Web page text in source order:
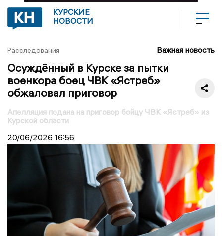
КУРСКИЕ
НОВОСТИ
Расследования Важная новость
Осуждённый в Курске за пытки
военкора боец ЧВК «Ястреб»
обжаловал приговор
Апелляция подана на приговор бойцу ЧВК «Ястреб» из
Курской области
20/06/2026 16:56